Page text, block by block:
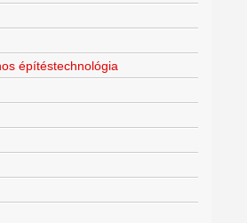
építéstechnológia